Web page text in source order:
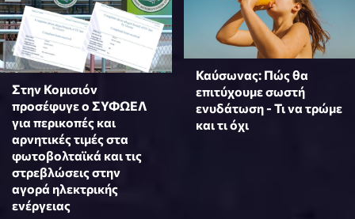
Στην Κομισιόν
προσέφυγε ο ΣΥΦΩΕΛ
για περικοπές και
αρνητικές τιμές στα
φωτοβολταϊκά και τις
στρεβλώσεις στην
αγορά ηλεκτρικής
ενέργειας
Καύσωνας: Πώς θα
επιτύχουμε σωστή
ενυδάτωση - Τι να τρώμε
και τι όχι